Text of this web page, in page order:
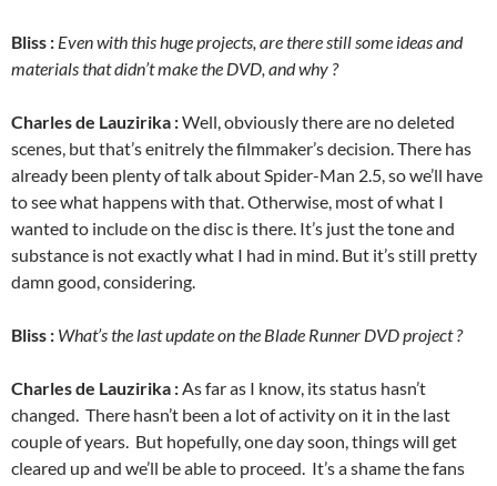
Bliss : Even with this huge projects, are there still some ideas and
materials that didn’t make the DVD, and why ?
Charles de Lauzirika :Well, obviously there are no deleted
scenes, but that’s enitrely the filmmaker’s decision. There has
already been plenty of talk about Spider-Man 2.5, so we’ll have
to see what happens with that. Otherwise, most of what I
wanted to include on the disc is there. It’s just the tone and
substance is not exactly what I had in mind. But it’s still pretty
damn good, considering.
Bliss : What’s the last update on the Blade Runner DVD project ?
Charles de Lauzirika :As far as I know, its status hasn’t
changed. There hasn’t been a lot of activity on it in the last
couple of years. But hopefully, one day soon, things will get
cleared up and we’ll be able to proceed. It’s a shame the fans